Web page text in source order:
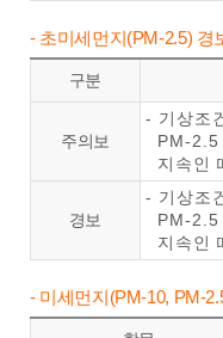
- 초미세먼지(PM-2.5) 경
구분
주의보
- 기상조
PM-2.5
지속인
경보
- 기상조
PM-2.5
지속인
- 미세먼지(PM-10, PM-